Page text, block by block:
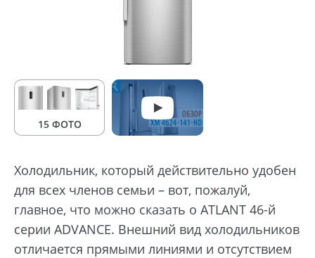
15 ФОТО
Холодильник, который действительно удобен
для всех членов семьи – вот, пожалуй,
главное, что можно сказать о ATLANT 46-й
серии ADVANCE. Внешний вид холодильников
отличается прямыми линиями и отсутствием